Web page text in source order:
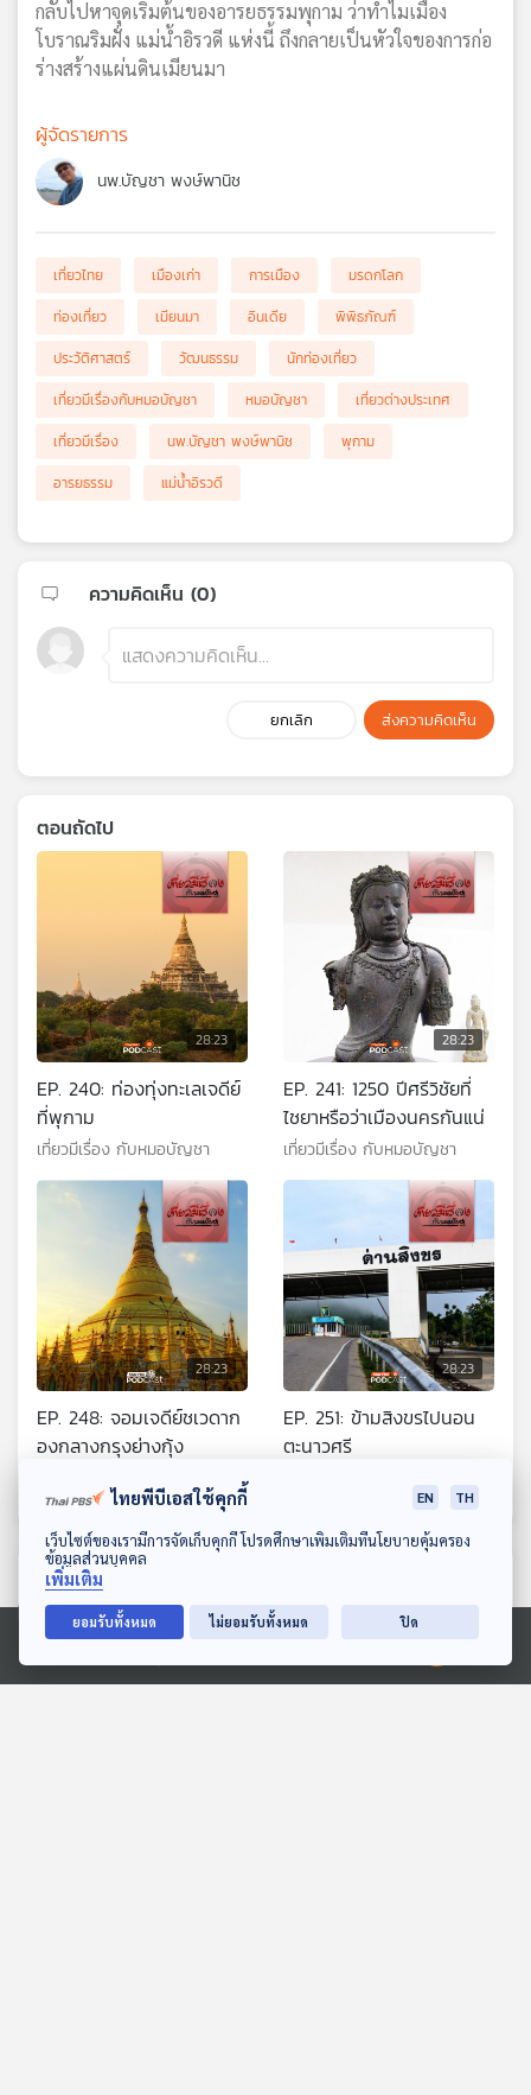
ดาวน์โหลด Thai PBS Podcast Application
Ⓒ 2020 องค์การกระจายเสียงและแพร่ภาพสาธารณะแห่งประเทศไทย
กลับไปหาจุดเริ่มต้นของอารยธรรมพุกาม ว่าทำไมเมือง
โบราณริมฝั่ง แม่น้ำอิรวดี แห่งนี้ ถึงกลายเป็นหัวใจของการก่อ
ร่างสร้างแผ่นดินเมียนมา
ผู้จัดรายการ
นพ.บัญชา พงษ์พานิช
เที่ยวไทย เมืองเก่า การเมือง
มรดกโลก
ท่องเที่ยว
เมียนมา อินเดีย
พิพิธภัณฑ์
ประวัติศาสตร์
วัฒนธรรม
นักท่องเที่ยว
เที่ยวมีเรื่องกับหมอบัญชา
หมอบัญชา
เที่ยวต่างประเทศ
เที่ยวมีเรื่อง
นพ.บัญชา พงษ์พานิช
พุกาม
อารยธรรม
แม่น้ำอิรวดี
ความคิดเห็น (0)
ยกเลิก ส่งความคิดเห็น
ตอนถัดไป
28:23
EP. 240: ท่องทุ่งทะเลเจดีย์
ที่พุกาม
เที่ยวมีเรื่อง กับหมอบัญชา
28:23
EP. 241: 1250 ปีศรีวิชัยที่
ไชยาหรือว่าเมืองนครกันแน่
เที่ยวมีเรื่อง กับหมอบัญชา
28:23
EP. 248: จอมเจดีย์ชเวดาก
องกลางกรุงย่างกุ้ง
28:23
EP. 251: ข้ามสิงขรไปนอน
ตะนาวศรี
ตอนที่เกี่ยวข้อง
ไทยพีบีเอสใช้คุกกี้ EN TH
เว็บไซต์ของเรามีการจัดเก็บคุกกี้ โปรดศึกษาเพิ่มเติมที่นโยบายคุ้มครอง
ข้อมูลส่วนบุคคล
เพิ่มเติม
ยอมรับทั้งหมด ไม่ยอมรับทั้งหมด ปิด